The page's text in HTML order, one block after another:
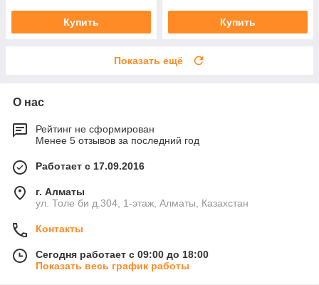
Купить Купить
Показать ещё
О нас
Рейтинг не сформирован
Менее 5 отзывов за последний год
Работает с 17.09.2016
г. Алматы
ул. Толе би д.304, 1-этаж, Алматы, Казахстан
Контакты
Сегодня работает с 09:00 до 18:00
Показать весь график работы